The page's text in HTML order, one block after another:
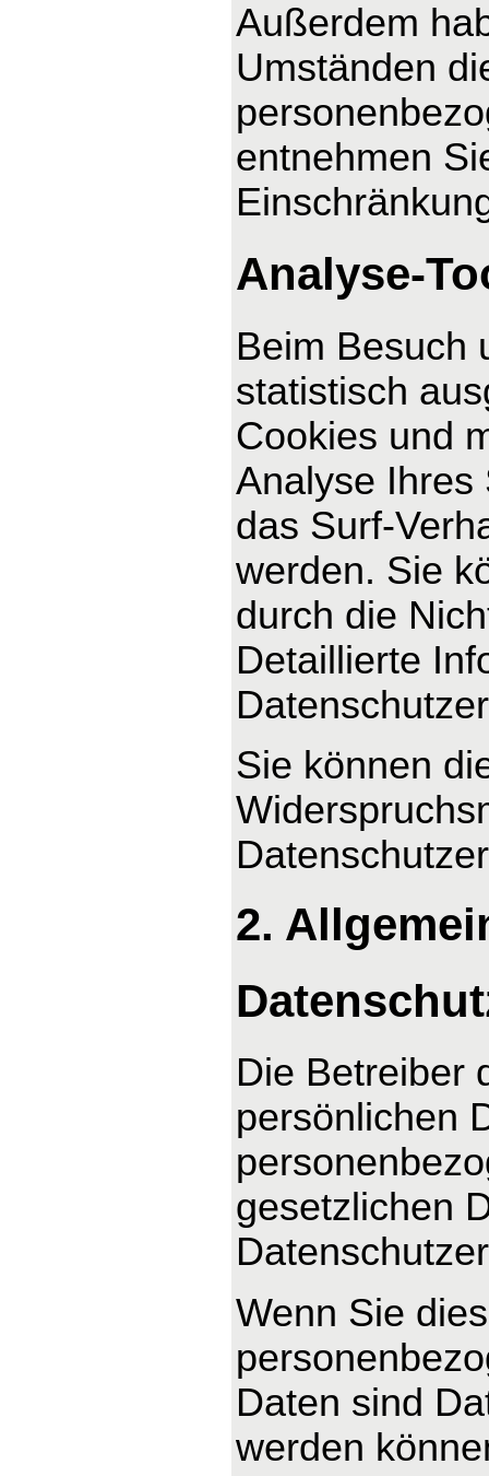
Außerdem
Umständen
entnehmen
Analyse-
Beim Besuch
statistisch
Cookies und
Analyse Ihres
das Surf-
werden. Sie
durch die
Detaillierte
Sie können
2.
Die Betreiber
persönlichen
gesetzlichen
Wenn Sie
Daten sind
werden